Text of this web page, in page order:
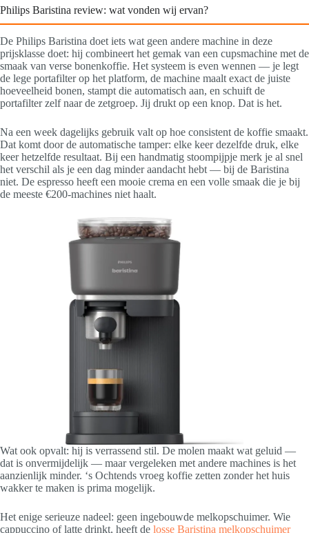
Philips Baristina review: wat vonden wij ervan?
De Philips Baristina doet iets wat geen andere machine in deze
prijsklasse doet: hij combineert het gemak van een cupsmachine met de
smaak van verse bonenkoffie. Het systeem is even wennen — je legt
de lege portafilter op het platform, de machine maalt exact de juiste
hoeveelheid bonen, stampt die automatisch aan, en schuift de
portafilter zelf naar de zetgroep. Jij drukt op een knop. Dat is het.
Na een week dagelijks gebruik valt op hoe consistent de koffie smaakt.
Dat komt door de automatische tamper: elke keer dezelfde druk, elke
keer hetzelfde resultaat. Bij een handmatig stoompijpje merk je al snel
het verschil als je een dag minder aandacht hebt — bij de Baristina
niet. De espresso heeft een mooie crema en een volle smaak die je bij
de meeste €200-machines niet haalt.
Wat ook opvalt: hij is verrassend stil. De molen maakt wat geluid —
dat is onvermijdelijk — maar vergeleken met andere machines is het
aanzienlijk minder. ‘s Ochtends vroeg koffie zetten zonder het huis
wakker te maken is prima mogelijk.
Het enige serieuze nadeel: geen ingebouwde melkopschuimer. Wie
cappuccino of latte drinkt, heeft de losse Baristina melkopschuimer